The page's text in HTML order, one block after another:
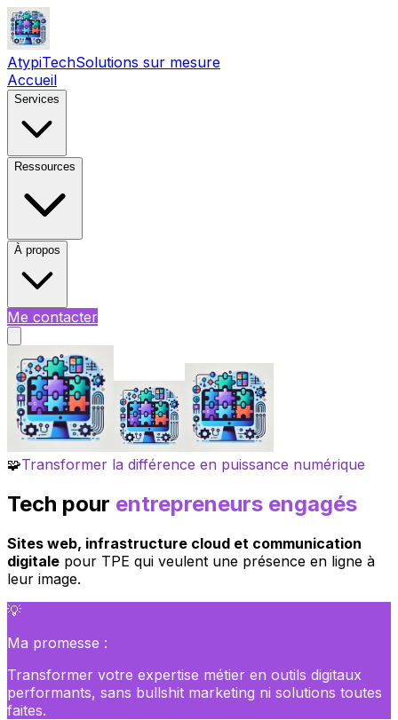
AtypiTechSolutions sur mesure
Accueil
Services
Ressources
À propos
Me contacter
🧩Transformer la différence en puissance numérique
Tech pour entrepreneurs engagés
Sites web, infrastructure cloud et communication
digitale pour TPE qui veulent une présence en ligne à
leur image.
💡
Ma promesse :
Transformer votre expertise métier en outils digitaux
performants, sans bullshit marketing ni solutions toutes
faites.